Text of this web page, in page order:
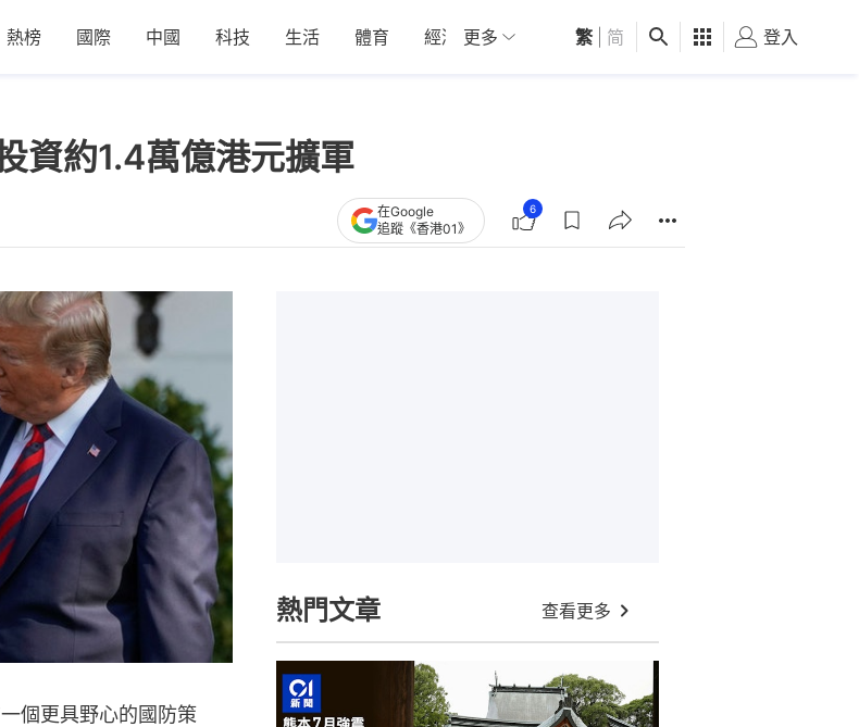
熱榜 國際 中國 科技 生活 體育 經濟 01深圳 觀點 健康 好食玩飛
更多 繁 简 登入
資約1.4萬億港元擴軍
在Google
追蹤《香港01》
6
個更具野心的國防策
熱門文章 查看更多